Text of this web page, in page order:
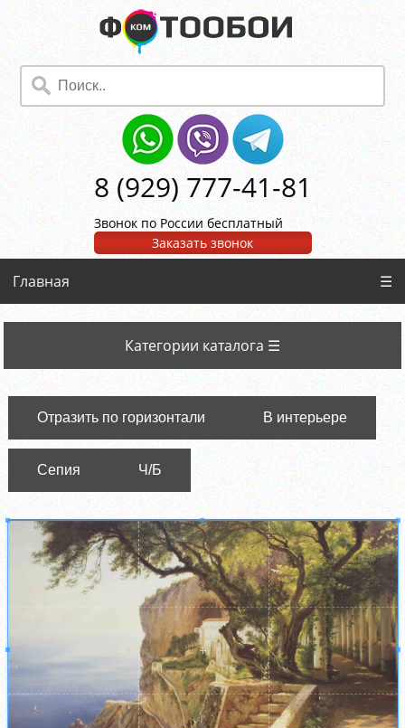
8 (929) 777-41-81
Звонок по России бесплатный
Заказать звонок
Главная ☰
Категории каталога ☰
Отразить по горизонтали В интерьере
Сепия Ч/Б